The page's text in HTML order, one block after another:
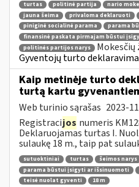
turtas politinė partija nario
jauna šeima
privaloma deklaruoti
piniginė socialinė parama
parama
finansinė paskata pirmajam būstui
politinės partijos narys
Gyventojų turto
Kaip metinėje turto
turtą kartu
Web turinio sąrašas 2023-
Registracijos numeris
Deklaruojamas turtas I.
sulaukę 18 m., taip pat
sutuoktiniai turtas šeimos narys
parama būstui įsigyti ar išsinuomoti
teisė nuolat gyventi
18 m